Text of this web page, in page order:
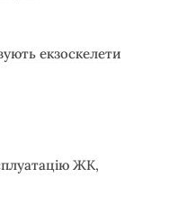
екзоскелети
ЖК,